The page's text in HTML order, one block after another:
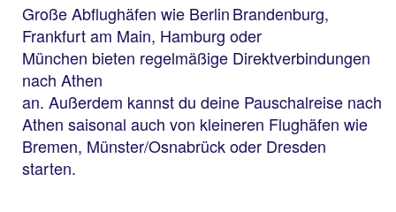
Große Abflughäfen wie Berlin Brandenburg,
Frankfurt am Main, Hamburg oder
München bieten regelmäßige Direktverbindungen
nach Athen
an. Außerdem kannst du deine Pauschalreise nach
Athen saisonal auch von kleineren Flughäfen wie
Bremen, Münster/Osnabrück oder Dresden
starten.